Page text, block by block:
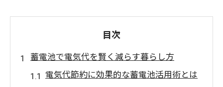
目次
蓄電池で電気代を賢く減らす暮らし方
電気代節約に効果的な蓄電池活用術とは